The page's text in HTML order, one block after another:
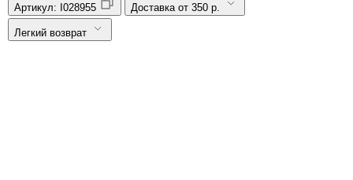
Артикул: I028955 Доставка от 350 р.
Легкий возврат